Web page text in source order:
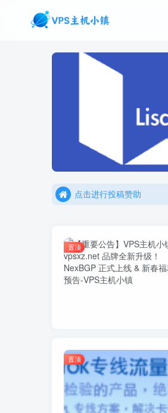
点击进行投稿赞助
点击加入官方TG频道/聊
点击进行投稿赞助
置顶
置顶